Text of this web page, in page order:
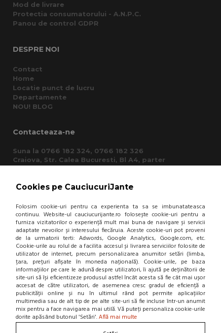
Cookies pe CauciucuriJante
Folosim cookie-uri pentru ca experienta ta sa se imbunatateasca
continuu. Website-ul cauciucurijante.ro folosește cookie-uri pentru a
furniza vizitatorilor o experiență mult mai buna de navigare și servicii
adaptate nevoilor și interesului fiecăruia. Aceste cookie-uri pot proveni
de la urmatorii terti: Adwords, Google Analytics, Google.com, etc.
Cookie-urile au rolul de a facilita accesul și livrarea serviciilor folosite de
utilizator de internet, precum personalizarea anumitor setări (limba,
țara, prețuri afișate în moneda națională). Cookie-urile, pe baza
informațiilor pe care le adună despre utilizatori, îi ajută pe deținătorii de
site-uri să își eficientizeze produsul astfel încât acesta să fie cât mai ușor
accesat de către utilizatori, de asemenea cresc gradul de eficiență a
publicității online și nu în ultimul rând pot permite aplicațiilor
multimedia sau de alt tip de pe alte site-uri să fie incluse într-un anumit
mix pentru a face navigarea mai utilă. Vă puteți personaliza cookie-urile
dorite apăsând butonul 'Setări'.Află mai multe
Mod de livrare
Protectia consumatorului - A.N.P.C.
Panou de control GDPR
DESPRE NOI
Contact
Home
Locatie punct de lucru
Departamente
NOU! BLOG
Contacteaza-ne
Suna la 0766 182 324, 0766 182 326
Craiova, Str. Calea Bucuresti, Bl A4, parter
(zona semafoare Institut)
Fii la curent cu noutatile!